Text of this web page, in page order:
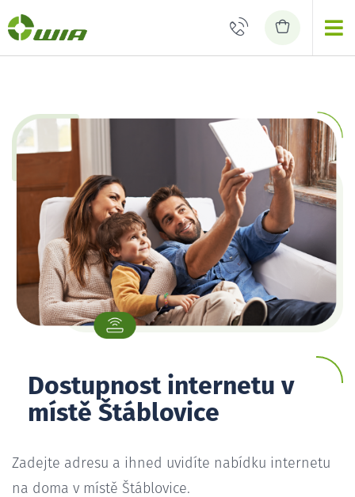
Dostupnost internetu v
místě Štáblovice
Zadejte adresu a ihned uvidíte nabídku internetu
na doma v místě Štáblovice.